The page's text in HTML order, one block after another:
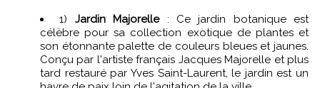
1) Jardin Majorelle: Ce jardin botanique est
célèbre pour sa collection exotique de plantes et
son étonnante palette de couleurs bleues et jaunes.
Conçu par l'artiste français Jacques Majorelle et plus
tard restauré par Yves Saint-Laurent, le jardin est un